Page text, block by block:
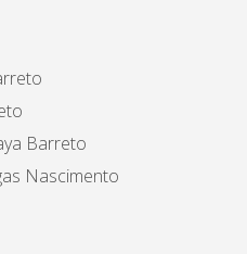
Barreto
Nascimento